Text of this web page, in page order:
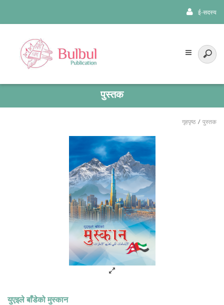
ई-सदस्य
पुस्तक
गृहपृष्ठ पुस्तक
युएइले बाँडेको मुस्कान